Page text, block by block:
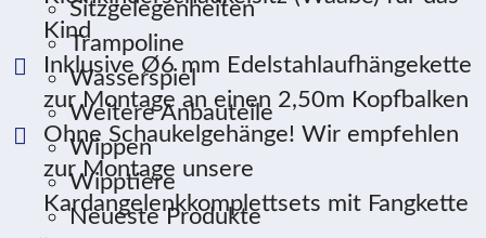
Sitzgelegenheiten
Trampoline
Wasserspiel
Weitere Anbauteile
Wippen
Wipptiere
Neueste Produkte
Kind
Inklusive Ø6 mm Edelstahlaufhängekette
zur Montage an einen 2,50m Kopfbalken
Ohne Schaukelgehänge! Wir empfehlen
zur Montage unsere
Kardangelenkkomplettsets mit Fangkette